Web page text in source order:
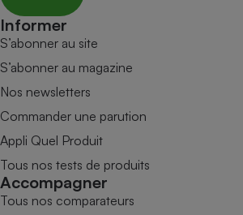
Informer
S’abonner au site
S’abonner au magazine
Nos newsletters
Commander une parution
Appli Quel Produit
Tous nos tests de produits
Accompagner
Tous nos comparateurs